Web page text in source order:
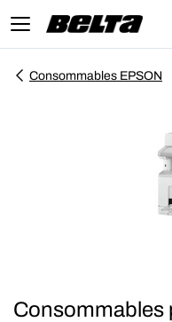
Consommables EPSON
Consommables